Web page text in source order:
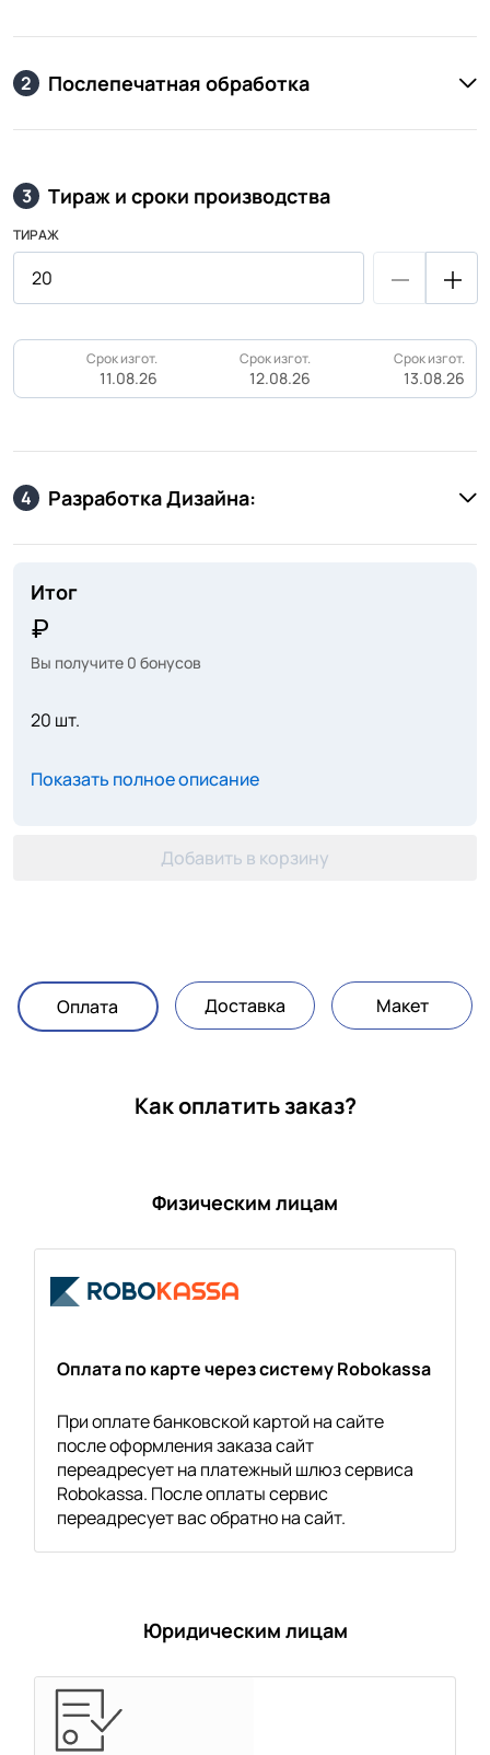
2 Послепечатная обработка
3 Тираж и сроки производства
ТИРАЖ
Срок изгот.
11.08.26
Срок изгот.
12.08.26
Срок изгот.
13.08.26
4 Разработка Дизайна:
Итог
Вы получите 0 бонусов
20 шт.
Показать полное описание
Добавить в корзину
Оплата Доставка Макет
Как оплатить заказ?
Физическим лицам
Оплата по карте через систему Robokassa
При оплате банковской картой на сайте
после оформления заказа сайт
переадресует на платежный шлюз сервиса
Robokassa. После оплаты сервис
переадресует вас обратно на сайт.
Юридическим лицам